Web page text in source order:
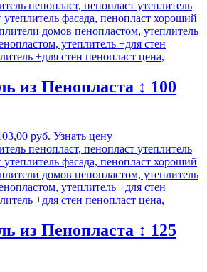
из Пенопласта ↕ 100
руб. Узнать цену
из Пенопласта ↕ 125